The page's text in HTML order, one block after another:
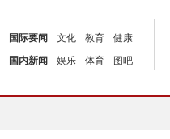
国际要闻 文化 教育
健康
国内新闻
娱乐 体育 图吧